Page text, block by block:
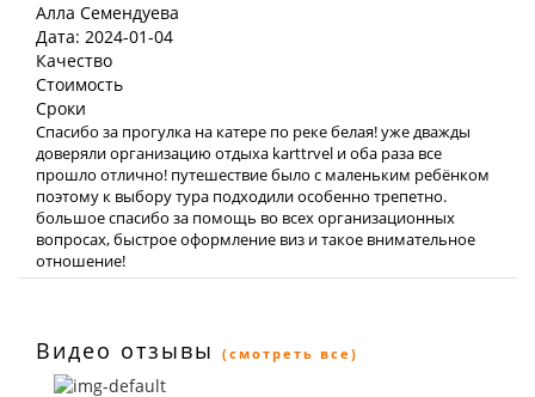
Алла Семендуева
Дата: 2024-01-04
Качество
Стоимость
Сроки
Спасибо за прогулка на катере по реке белая! уже дважды
доверяли организацию отдыха karttrvel и оба раза все
прошло отлично! путешествие было с маленьким ребёнком
поэтому к выбору тура подходили особенно трепетно.
большое спасибо за помощь во всех организационных
вопросах, быстрое оформление виз и такое внимательное
отношение!
Видео отзывы (смотреть все)